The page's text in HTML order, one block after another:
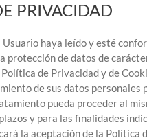
PRIVACIDAD
Usuario haya leído y esté
protección de datos de
de Privacidad y de
de sus datos personales
pueda proceder al
y para las finalidades
la aceptación de la Política